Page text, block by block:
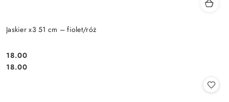
Jaskier x3 51 cm – fiolet/róż
Cena:
18.00
Cena:
18.00